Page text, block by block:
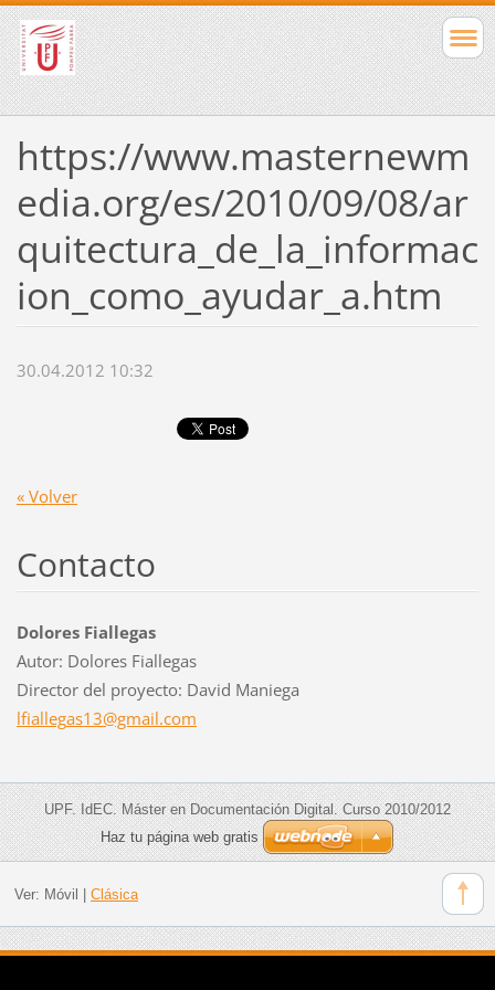
https://www.masternewm
edia.org/es/2010/09/08/ar
quitectura_de_la_informac
ion_como_ayudar_a.htm
30.04.2012 10:32
« Volver
Contacto
Dolores Fiallegas
Autor: Dolores Fiallegas
Director del proyecto: David Maniega
lfiallegas13@gmail.com
UPF. IdEC. Máster en Documentación Digital. Curso 2010/2012
Haz tu página web gratis
Ver: Móvil Clásica